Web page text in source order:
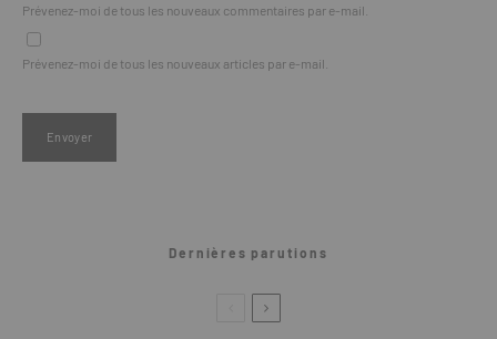
Prévenez-moi de tous les nouveaux commentaires par e-mail.
Prévenez-moi de tous les nouveaux articles par e-mail.
Dernières parutions